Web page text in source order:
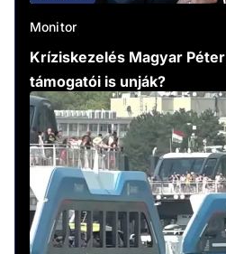
Monitor
Kríziskezelés Magyar
támogatói is unják?